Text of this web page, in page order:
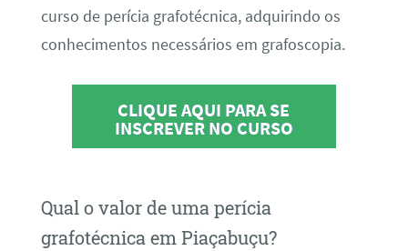
curso de perícia grafotécnica, adquirindo os
conhecimentos necessários em grafoscopia.
CLIQUE AQUI PARA SE
INSCREVER NO CURSO
Qual o valor de uma perícia
grafotécnica em Piaçabuçu?